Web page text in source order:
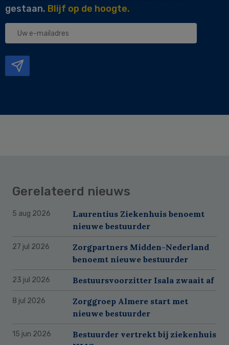
gestaan. Blijf op de hoogte.
Uw
Gerelateerd nieuws
5 aug 2026
Laurentius Ziekenhuis benoemt
nieuwe bestuurder
27 jul 2026
Zorgpartners Midden-Nederland
benoemt nieuwe bestuurder
23 jul 2026 Bestuursvoorzitter Isala zwaait af
8 jul 2026
Zorggroep Almere start met
nieuwe bestuurder
15 jun 2026
Bestuurder vertrekt bij ziekenhuis